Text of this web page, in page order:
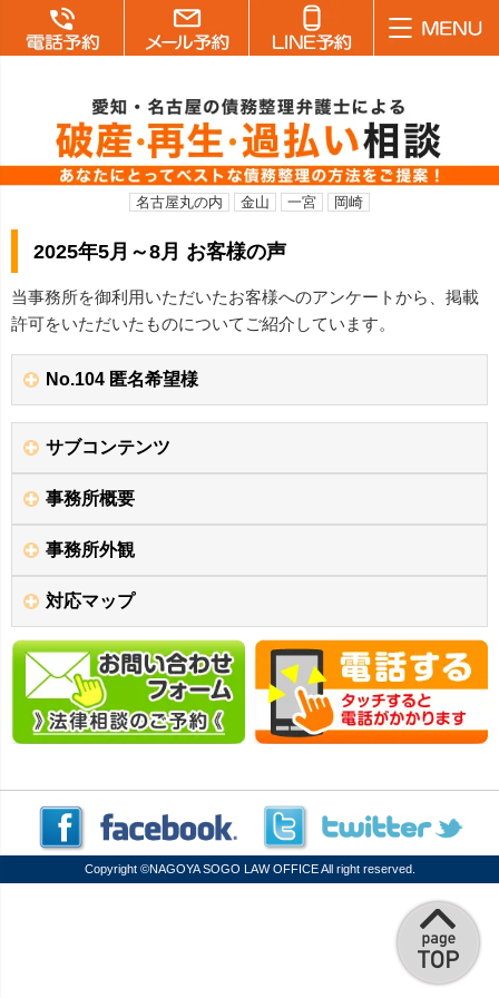
名古屋丸の内 金山 一宮 岡崎
2025年5月～8月 お客様の声
当事務所を御利用いただいたお客様へのアンケートから、掲載
許可をいただいたものについてご紹介しています。
No.104 匿名希望様
サブコンテンツ
事務所概要
事務所外観
対応マップ
Copyright ©NAGOYA SOGO LAW OFFICEAll right reserved.